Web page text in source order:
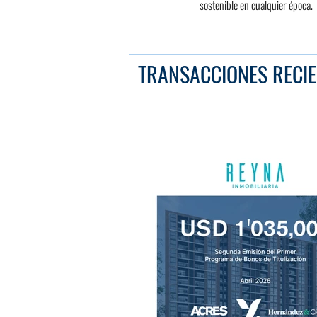
sostenible en cualquier época.
TRANSACCIONES